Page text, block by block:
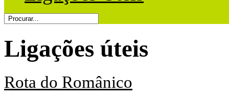
Ligações úteis
Rota do Românico